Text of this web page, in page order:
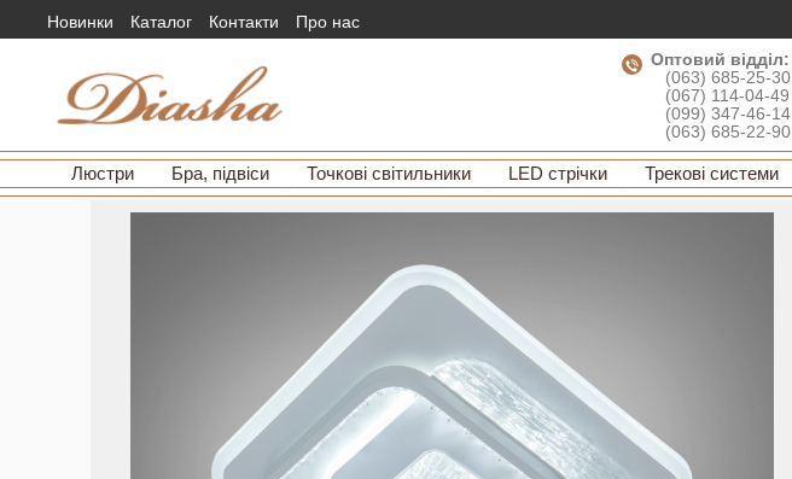
Новинки Каталог Контакти Про нас
Оптовий відділ:
(063) 685-25-30
(067) 114-04-49
(099) 347-46-14
(063) 685-22-90
Люстри Бра, підвіси Точкові світильники LED стрічки Трекові системи